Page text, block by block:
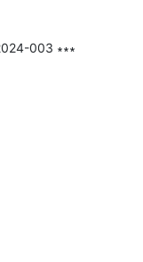
003 ∗∗∗